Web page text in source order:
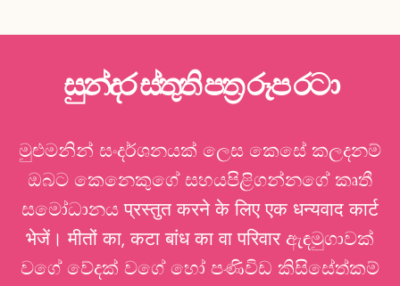
සුන්දර ස්තුති පත්‍ර රූප රටා
මුළුමනින් සංදර්ශනයක් ලෙස කෙසේ කලදනම්
ඔබට කෙනෙකුගේ සහයපිළිගන්නගේ කෘතී
සමෝධානය प्रस्तुत करने के लिए एक धन्यवाद कार्ट
भेजें। मीतों का, कटा बांध का वा परिवार ඇඳමුගාවක්
වගේ වේදක් වගේ හෝ පණිවිඩ කිසිසේත්කම්